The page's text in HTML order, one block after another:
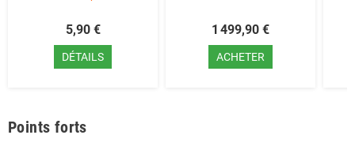
5,90 €
DÉTAILS
1 499,90 €
ACHETER
Points forts